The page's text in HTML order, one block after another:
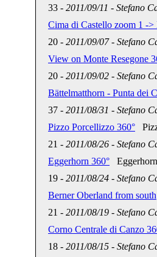
33 - 2011/09/11 - Stefano
Cima di Castello zoom 1 -
20 - 2011/09/07- Stefano
View on Monte Resegone
20 - 2011/09/02 - Stefano
Bättelmatthorn - Punta dei
37 - 2011/08/31 - Stefano
Pizzo Porcellizzo 360°
21 - 2011/08/26 - Stefano
Eggerhorn 360°
19 - 2011/08/24 - Stefano
Berner Oberland from south
21 - 2011/08/19 - Stefano
Corno Centrale di Canzo
18 - 2011/08/15 - Stefano